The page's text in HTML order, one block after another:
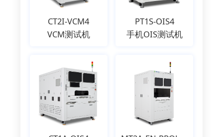
CT2I-VCM4
VCM测试机
PT1S-OIS4
手机OIS测试机